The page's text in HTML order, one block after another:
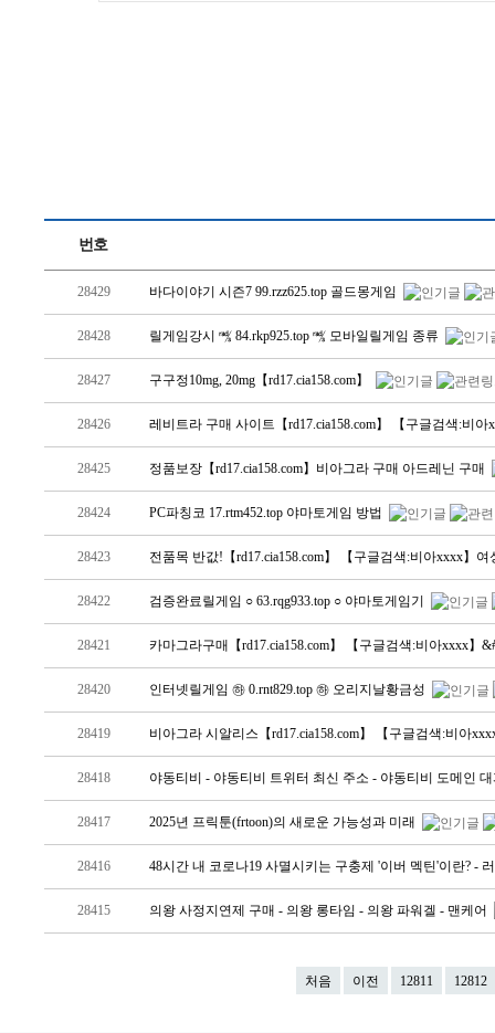
번호
28429 바다이야기 시즌7 99.rzz625.top 골드몽게임
28428 릴게임강시 ㎮ 84.rkp925.top ㎮ 모바일릴게임 종류
28427 구구정10mg, 20mg【rd17.cia158.com】
28426 레비트라 구매 사이트【rd17.cia158.com】 【구글검색:비
28425 정품보장【rd17.cia158.com】비아그라 구매 아드레닌 구매
28424 PC파칭코 17.rtm452.top 야마토게임 방법
28423 전품목 반값!【rd17.cia158.com】 【구글검색:비아xxxx】
28422 검증완료릴게임 ○ 63.rqg933.top ○ 야마토게임기
28421 카마그라구매【rd17.cia158.com】 【구글검색:비아xxxx
28420 인터넷릴게임 ㉻ 0.rnt829.top ㉻ 오리지날황금성
28419 비아그라 시알리스【rd17.cia158.com】 【구글검색:비아
28418 야동티비 - 야동티비 트위터 최신 주소 - 야동티비 도메인
28417 2025년 프릭툰(frtoon)의 새로운 가능성과 미래
28416 48시간 내 코로나19 사멸시키는 구충제 '이버 멕틴'이란? -
28415 의왕 사정지연제 구매 - 의왕 롱타임 - 의왕 파워겔 - 맨케어
처음 이전 12811 12812